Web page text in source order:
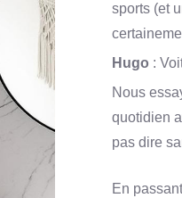
sports (et
Hugo :
Nous
quotidien
pas dire
En